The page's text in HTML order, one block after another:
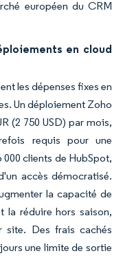
européen du CRM
en cloud
les dépenses fixes en
Un déploiement Zoho
(2 750 USD) par mois,
requis pour une
clients de HubSpot,
accès démocratisé.
la capacité de
la réduire hors saison,
site. Des frais cachés
une limite de sortie